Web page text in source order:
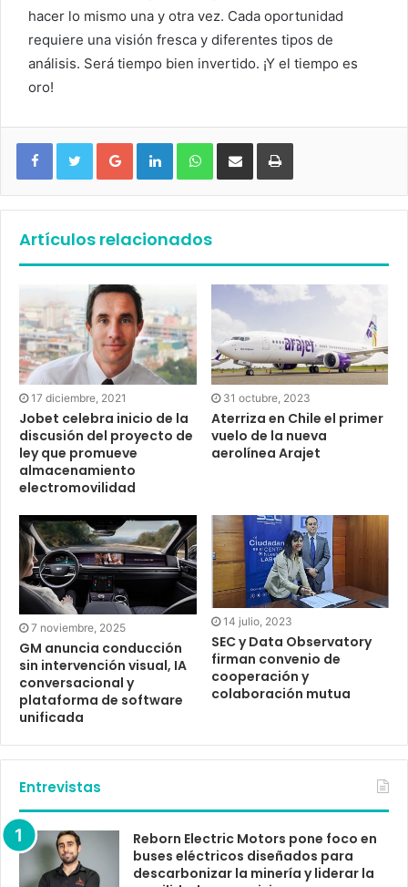
hacer lo mismo una y otra vez. Cada oportunidad
requiere una visión fresca y diferentes tipos de
análisis. Será tiempo bien invertido. ¡Y el tiempo es
oro!
Google+ LinkedIn WhatsApp
Artículos relacionados
17 diciembre, 2021
Jobet celebra inicio de la
discusión del proyecto de
ley que promueve
almacenamiento
electromovilidad
31 octubre, 2023
Aterriza en Chile el primer
vuelo de la nueva
aerolínea Arajet
7 noviembre, 2025
GM anuncia conducción
sin intervención visual, IA
conversacional y
plataforma de software
unificada
14 julio, 2023
SEC y Data Observatory
firman convenio de
cooperación y
colaboración mutua
Entrevistas
Reborn Electric Motors pone foco en
buses eléctricos diseñados para
descarbonizar la minería y liderar la